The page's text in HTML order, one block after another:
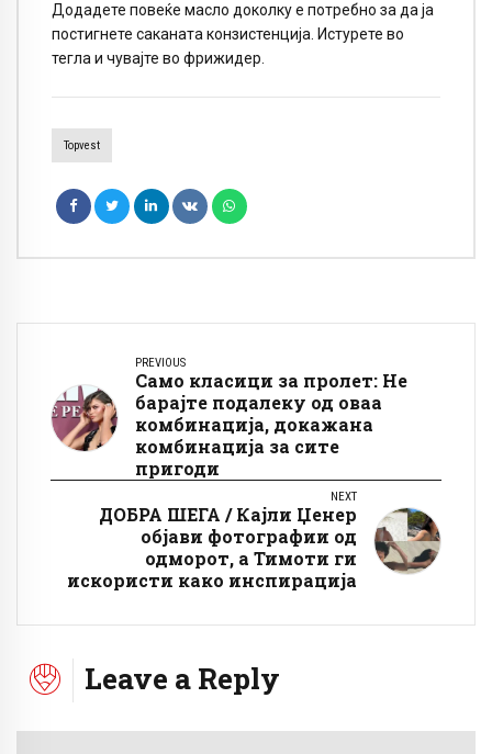
Додадете повеќе масло доколку е потребно за да ја
постигнете саканата конзистенција. Истурете во
тегла и чувајте во фрижидер.
Topvest
PREVIOUS
Само класици за пролет: Не
барајте подалеку од оваа
комбинација, докажана
комбинација за сите
пригоди
NEXT
ДОБРА ШЕГА / Кајли Џенер
објави фотографии од
одморот, а Тимоти ги
искористи како инспирација
Leave a Reply